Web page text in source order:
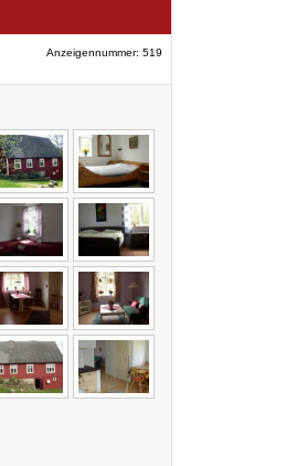
Anzeigennummer: 519